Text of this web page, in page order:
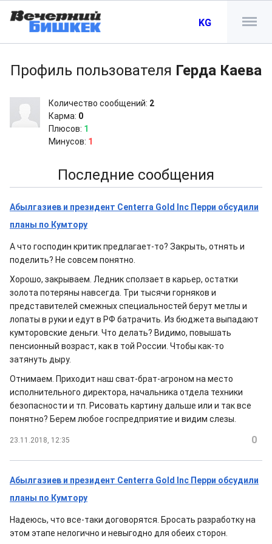
KG
Профиль пользователя Герда Каева
Количество сообщений: 2
Карма: 0
Плюсов: 1
Минусов: 1
Последние сообщения
Абылгазиев и президент Centerra Gold Inc Перри обсудили
планы по Кумтору
А что господин критик предлагает-то? Закрыть, отнять и
поделить? Не совсем понятно.
Хорошо, закрываем. Ледник сползает в карьер, остатки
золота потеряны навсегда. Три тысячи горняков и
представителей смежных специальностей берут метлы и
лопаты в руки и едут в РФ батрачить. Из бюджета выпадают
кумторовские деньги. Что делать? Видимо, повышать
пенсионный возраст, как в той России. Чтобы как-то
затянуть дыру.
Отнимаем. Приходит наш сват-брат-агроном на место
исполнительного директора, начальника отдела техники
безопасности и тп. Рисовать картину дальше или и так все
понятно? Берем любое госпредприятие и видим слезы.
23.11.2018, 12:35 0
Абылгазиев и президент Centerra Gold Inc Перри обсудили
планы по Кумтору
Надеюсь, что все-таки договорятся. Бросать разработку на
этом этапе нелогично и невыгодно для обеих сторон.